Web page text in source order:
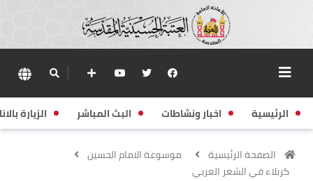
الرئيسية اخبار ونشاطات البث المباشر الزيارة
الصفحة الرئيسية
موسوعة الامام الحسين
كربلاء في الشعر العربي